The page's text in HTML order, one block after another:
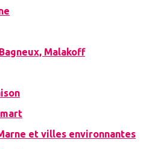
Malakoff
et villes environnantes